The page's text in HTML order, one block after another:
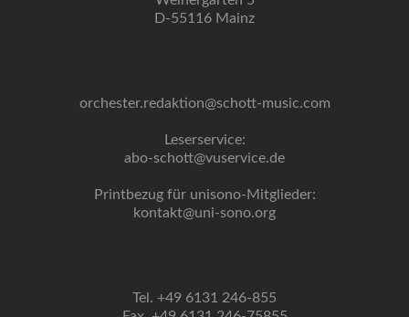
D-55116 Mainz
orchester.redaktion@schott-music.com
Leserservice:
abo-schott@vuservice.de
Printbezug für unisono-Mitglieder:
kontakt@uni-sono.org
Tel. +49 6131 246-855